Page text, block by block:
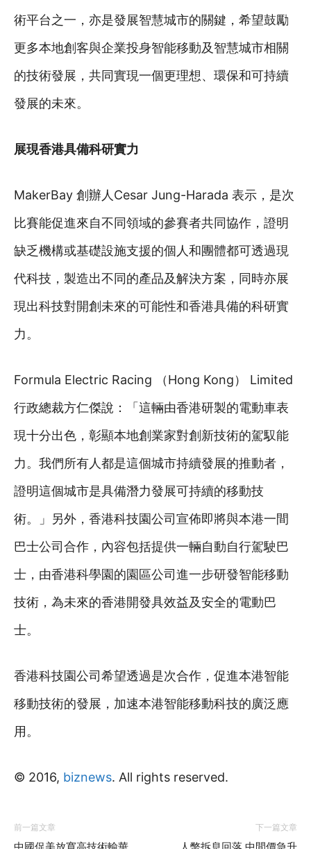
術平台之一，亦是發展智慧城市的關鍵，希望鼓勵
更多本地創客與企業投身智能移動及智慧城市相關
的技術發展，共同實現一個更理想、環保和可持續
發展的未來。
展現香港具備科研實力
MakerBay 創辦人Cesar Jung-Harada 表示，是次
比賽能促進來自不同領域的參賽者共同協作，證明
缺乏機構或基礎設施支援的個人和團體都可透過現
代科技，製造出不同的產品及解決方案，同時亦展
現出科技對開創未來的可能性和香港具備的科研實
力。
Formula Electric Racing （Hong Kong） Limited
行政總裁方仁傑說：「這輛由香港研製的電動車表
現十分出色，彰顯本地創業家對創新技術的駕馭能
力。我們所有人都是這個城市持續發展的推動者，
證明這個城市是具備潛力發展可持續的移動技
術。」另外，香港科技園公司宣佈即將與本港一間
巴士公司合作，內容包括提供一輛自動自行駕駛巴
士，由香港科學園的園區公司進一步研發智能移動
技術，為未來的香港開發具效益及安全的電動巴
士。
香港科技園公司希望透過是次合作，促進本港智能
移動技術的發展，加速本港智能移動科技的廣泛應
用。
© 2016, biznews. All rights reserved.
前一篇文章 下一篇文章